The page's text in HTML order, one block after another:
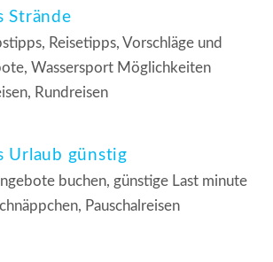
Strände
Reisetipps, Vorschläge und
Wassersport Möglichkeiten
Rundreisen
Urlaub günstig
buchen, günstige Last minute
Pauschalreisen